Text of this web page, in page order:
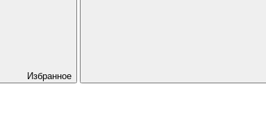
Избранное